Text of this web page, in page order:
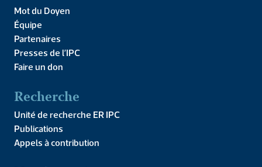
Mot du Doyen
Équipe
Partenaires
Presses de l’IPC
Faire un don
Recherche
Unité de recherche ER IPC
Publications
Appels à contribution